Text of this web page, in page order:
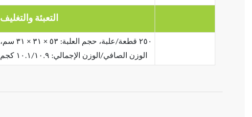
التعبئة والتغليف
٢٥٠ قطعة/علبة، حجم العلبة: ٥٣ × ٣١ × ٣١ سم،
الوزن الصافي/الوزن الإجمالي: ١٠.١/١٠.٩ كجم